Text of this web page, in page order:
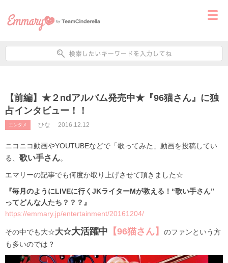
【前編】★２ndアルバム発売中★『96猫さん』に独
占インタビュー！！
エンタメ ひな 2016.12.12
ニコニコ動画やYOUTUBEなどで「歌ってみた」動画を投稿してい
る、 歌い手さん。
エマリーの記事でも何度か取り上げさせて頂きました☆
『毎月のようにLIVEに行くJKライターMが教える！“歌い手さん”
ってどんな人たち？？？』
https://emmary.jp/entertainment/20161204/
その中でも大☆大☆大活躍中 【96猫さん】
のファンという方
も多いのでは？